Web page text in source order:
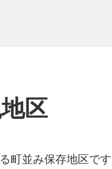
区
町並み保存地区で